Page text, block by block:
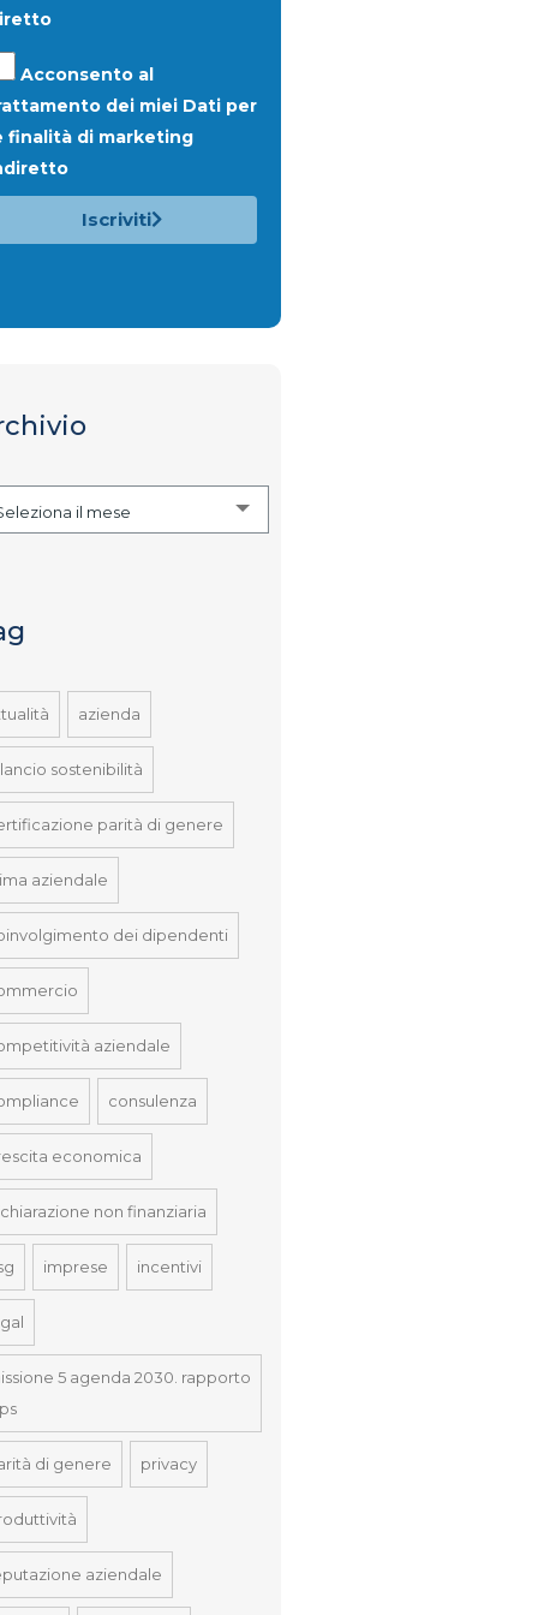
Acconsento al
dei miei Dati per
finalità di marketing
Iscriviti
il mese
azienda
sostenibilità
parità di genere
aziendale
dei dipendenti
aziendale
consulenza
economica
non finanziaria
imprese incentivi
5 agenda 2030. rapporto
di genere privacy
aziendale